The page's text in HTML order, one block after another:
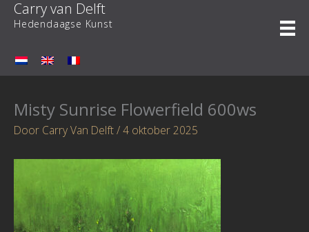
naar
inhoud
Carry van Delft
Hedendaagse Kunst
Misty Sunrise Flowerfield 600ws
Door Carry Van Delft/4 oktober 2025